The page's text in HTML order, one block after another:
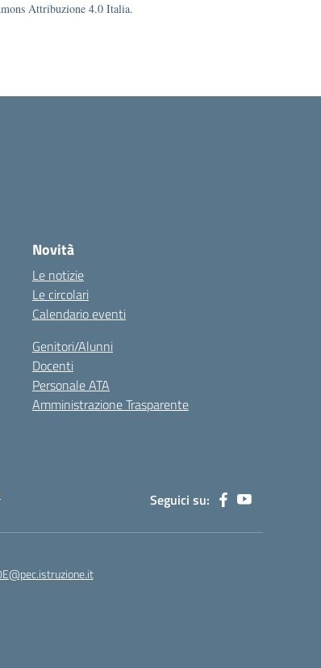
Attribuzione 4.0 Italia.
Novità
Le notizie
Le circolari
Calendario eventi
Genitori/Alunni
Docenti
Personale ATA
Amministrazione Trasparente
Seguici su: